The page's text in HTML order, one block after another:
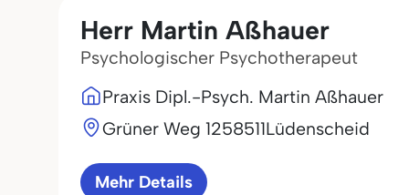
Herr Martin Aßhauer
Psychologischer Psychotherapeut
Praxis Dipl.-Psych. Martin Aßhauer
Grüner Weg 1258511Lüdenscheid
Mehr Details